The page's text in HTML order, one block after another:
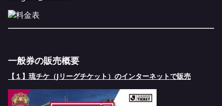
一般券の販売概要
【１】琉チケ（Jリーグチケット）のインターネットで販売